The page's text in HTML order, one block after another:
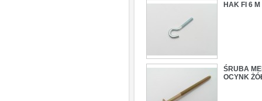
HAK FI 6
ŚRUBA
OCYNK